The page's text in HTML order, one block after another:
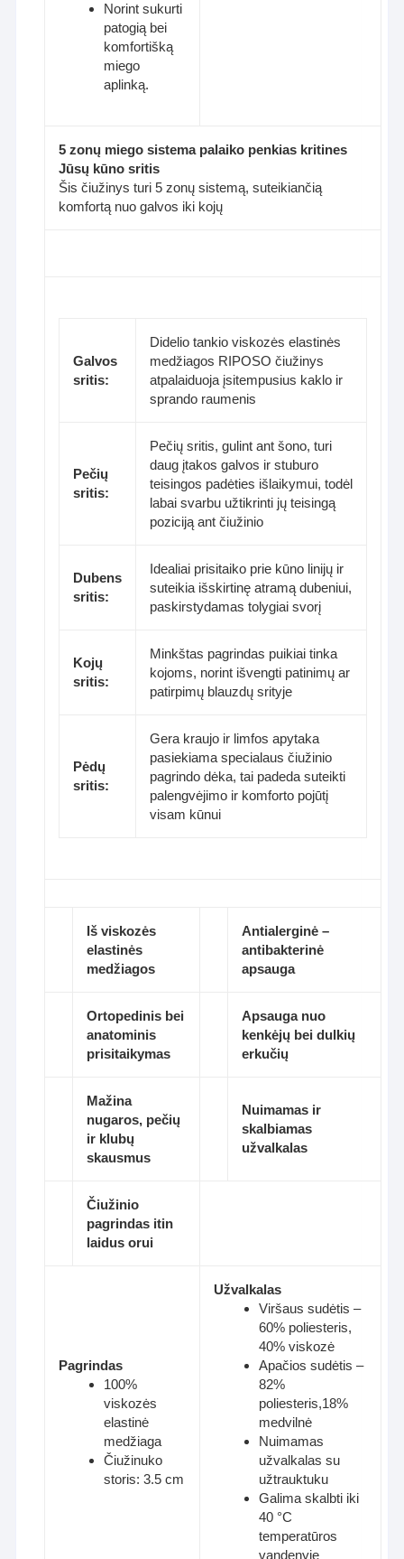
Norint sukurti
patogią bei
komfortišką
miego
aplinką.
5 zonų miego sistema palaiko penkias kritines
Jūsų kūno sritis
Šis čiužinys turi 5 zonų sistemą, suteikiančią
komfortą nuo galvos iki kojų
Galvos
sritis:
Didelio tankio viskozės elastinės
medžiagos RIPOSO čiužinys
atpalaiduoja įsitempusius kaklo ir
sprando raumenis
Pečių
sritis:
Pečių sritis, gulint ant šono, turi
daug įtakos galvos ir stuburo
teisingos padėties išlaikymui, todėl
labai svarbu užtikrinti jų teisingą
poziciją ant čiužinio
Dubens
sritis:
Idealiai prisitaiko prie kūno linijų ir
suteikia išskirtinę atramą dubeniui,
paskirstydamas tolygiai svorį
Kojų
sritis:
Minkštas pagrindas puikiai tinka
kojoms, norint išvengti patinimų ar
patirpimų blauzdų srityje
Pėdų
sritis:
Gera kraujo ir limfos apytaka
pasiekiama specialaus čiužinio
pagrindo dėka, tai padeda suteikti
palengvėjimo ir komforto pojūtį
visam kūnui
Iš viskozės
elastinės
medžiagos
Antialerginė –
antibakterinė
apsauga
Ortopedinis bei
anatominis
prisitaikymas
Apsauga nuo
kenkėjų bei dulkių
erkučių
Mažina
nugaros, pečių
ir klubų
skausmus
Nuimamas ir
skalbiamas
užvalkalas
Čiužinio
pagrindas itin
laidus orui
Pagrindas
100%
viskozės
elastinė
medžiaga
Čiužinuko
storis: 3.5 cm
Užvalkalas
Viršaus sudėtis –
60% poliesteris,
40% viskozė
Apačios sudėtis –
82%
poliesteris,18%
medvilnė
Nuimamas
užvalkalas su
užtrauktuku
Galima skalbti iki
40 °C
temperatūros
vandenyje